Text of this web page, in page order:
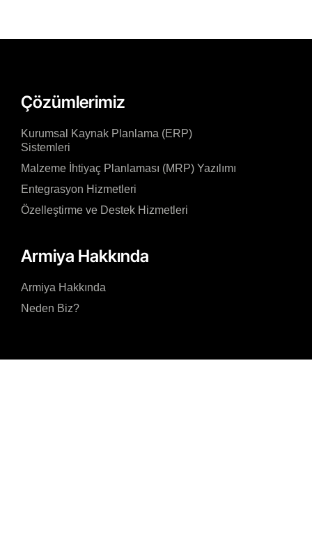
Çözümlerimiz
Kurumsal Kaynak Planlama (ERP)
Sistemleri
Malzeme İhtiyaç Planlaması (MRP) Yazılımı
Entegrasyon Hizmetleri
Özelleştirme ve Destek Hizmetleri
Armiya Hakkında
Armiya Hakkında
Neden Biz?